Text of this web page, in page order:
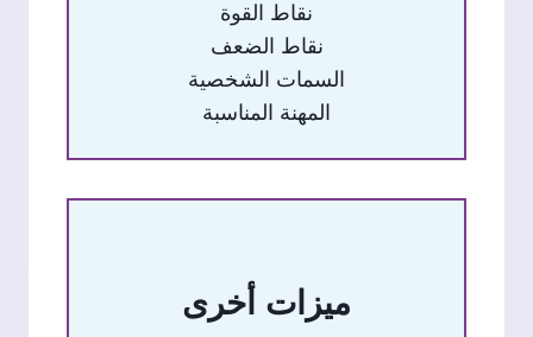
نقاط القوة
نقاط الضعف
السمات الشخصية
المهنة المناسبة
ميزات أخرى